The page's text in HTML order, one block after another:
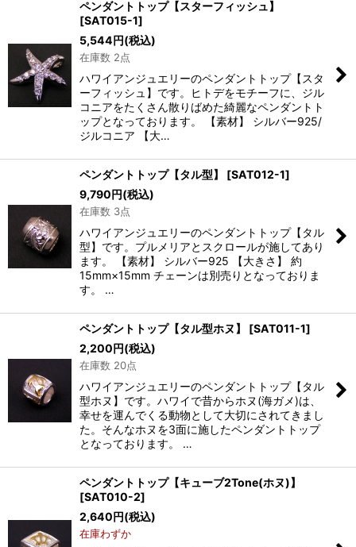
ペンダントトップ【スターフィッシュ】
[SAT015-1]
5,544円(税込)
在庫数 2点
ハワイアンジュエリーのペンダントトップ【スタ
ーフィッシュ】です。ヒトデをモチーフに、ジル
コニアをたくさん散りばめた綺麗なペンダントト
ップとなっております。 【素材】 シルバー925/
ジルコニア 【大…
ペンダントトップ【タル型】 [SAT012-1]
9,790円(税込)
在庫数 3点
ハワイアンジュエリーのペンダントトップ【タル
型】です。プルメリアとスクロールが施してあり
ます。 【素材】 シルバー925 【大きさ】 約
15mm×15mm チェーンは別売りとなっておりま
す。 …
ペンダントトップ【タル型ホヌ】 [SAT011-1]
2,200円(税込)
在庫数 20点
ハワイアンジュエリーのペンダントトップ【タル
型ホヌ】です。ハワイで昔からホヌ(海ガメ)は、
幸せを運んでくる動物として大切にされてきまし
た。そんなホヌを3面に施したペンダントトップ
となっております。 …
ペンダントトップ【キューブ2Tone(ホヌ)】
[SAT010-2]
2,640円(税込)
在庫わずか